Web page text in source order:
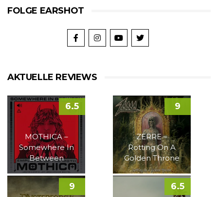
FOLGE EARSHOT
AKTUELLE REVIEWS
MOTHICA –
Somewhere In
Between
6.5
ZERRE –
Rotting On A
Golden Throne
9
9 6.5